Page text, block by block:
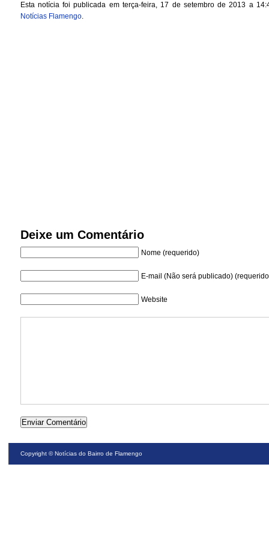
Esta notícia foi publicada em terça-feira, 17 de setembro de 2013 a
Notícias Flamengo.
Deixe um Comentário
Nome (requerido)
E-mail (Não será publicado)
Website
Copyright ©Notícias do Bairro de Flamengo